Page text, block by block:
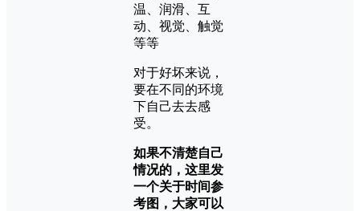
温、润滑、互
动、视觉、触觉
等等
对于好坏来说，
要在不同的环境
下自己去去感
受。
如果不清楚自己
情况的，这里发
一个关于时间参
考图，大家可以